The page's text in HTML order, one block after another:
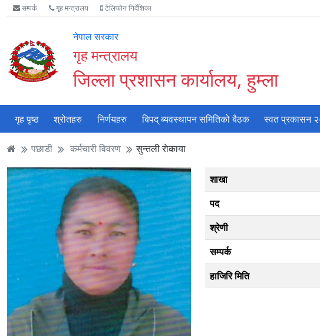
Accessibility
Mode
गर्नुहोस्
मुख्य
सामाग्री
मुख्य
नेभिगेसन
वेबसाइट
खोजमा
सम्पर्क गृह मन्त्रालय टेलिफोन निर्देशिका
नेपाल सरकार
गृह मन्त्रालय
जिल्ला प्रशासन कार्यालय, हुम्ला
गृह पृष्ठ श्रोतहरु निर्णयहरु बिपद् ब्यवस्थापन समितिको बैठक स्वत प्रकासन
पछाडी कर्मचारी विवरण सुन्तली राेकाया
शाखा
पद
श्रेणी
सम्पर्क
हाजिरि मिति